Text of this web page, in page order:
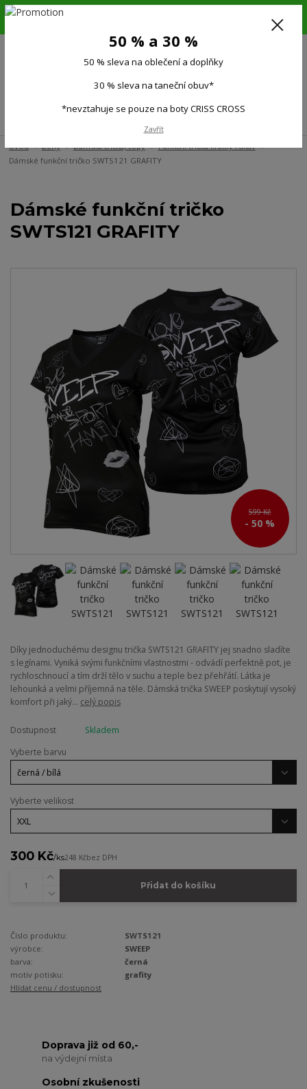
6.-16.8.26. DOVOLENÁ !!! 50 % SLEVA na všechno oblečení a doplňky !!!
(Po-Pá 9:00-15.00)
Úvod Ženy Dámská trička, topy
Funkční trička krátký rukáv
Dámské funkční tričko SWTS121 GRAFITY
Dámské funkční tričko
SWTS121 GRAFITY
599 Kč
- 50 %
Díky jednoduchému designu trička SWTS121 GRAFITY jej snadno sladíte
s legínami. Vyniká svými funkčními vlastnostmi - odvádí perfektně pot, je
rychloschnoucí a tím drží tělo v suchu a teple bez přehřátí. Látka je
lehounká a velmi příjemná na těle. Dámská trička SWEEP poskytují vysoký
komfort při jaký... celý popis
Dostupnost
Skladem
Vyberte barvu
Vyberte velikost
300 Kč/ks248 Kčbez DPH
Přidat do košíku
Číslo produktu:
SWTS121
výrobce:
SWEEP
barva:
černá
motiv potisku:
grafity
Hlídat cenu / dostupnost
Doprava již od 60,-
na výdejní místa
Osobní zkušenosti
50 % a 30 %
50 % sleva na oblečení a doplňky
30 % sleva na taneční obuv*
*nevztahuje se pouze na boty CRISS CROSS
Zavřít